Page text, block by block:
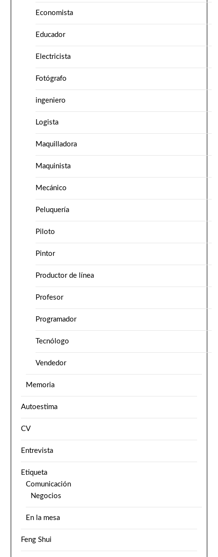
Economista
Educador
Electricista
Fotógrafo
ingeniero
Logista
Maquilladora
Maquinista
Mecánico
Peluquería
Piloto
Pintor
Productor de línea
Profesor
Programador
Tecnólogo
Vendedor
Memoria
Autoestima
CV
Entrevista
Etiqueta
Comunicación
Negocios
En la mesa
Feng Shui